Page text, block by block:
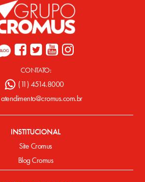
CONTATO:
(11) 4514.8000
atendimento@cromus.com.br
INSTITUCIONAL
Site Cromus
Blog Cromus